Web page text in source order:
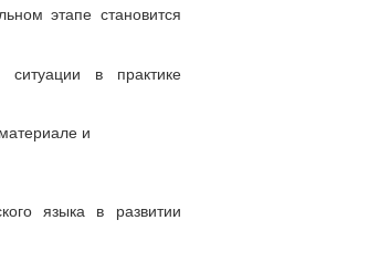
этапе становится
ситуации в практике
и
языка в развитии